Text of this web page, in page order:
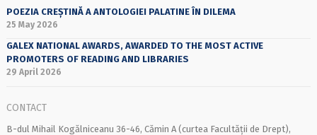
POEZIA CREȘTINĂ A ANTOLOGIEI PALATINE ÎN DILEMA
25 May 2026
GALEX NATIONAL AWARDS, AWARDED TO THE MOST ACTIVE
PROMOTERS OF READING AND LIBRARIES
29 April 2026
CONTACT
B-dul Mihail Kogălniceanu 36-46, Cămin A (curtea Facultății de Drept),